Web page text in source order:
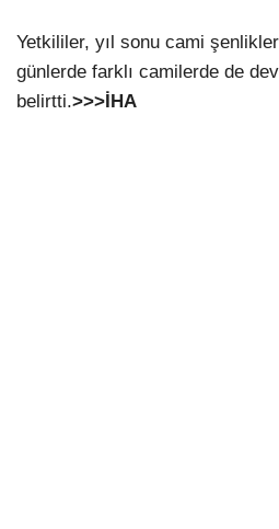
Yetkililer, yıl sonu cami
günlerde farklı camilerde de
belirtti.>>>İHA